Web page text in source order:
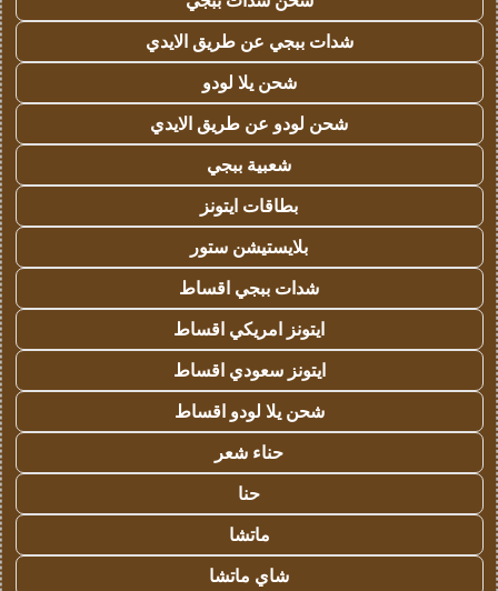
شدات ببجي عن طريق الايدي
شحن يلا لودو
شحن لودو عن طريق الايدي
شعبية ببجي
بطاقات ايتونز
بلايستيشن ستور
شدات ببجي اقساط
ايتونز امريكي اقساط
ايتونز سعودي اقساط
شحن يلا لودو اقساط
حناء شعر
حنا
ماتشا
شاي ماتشا